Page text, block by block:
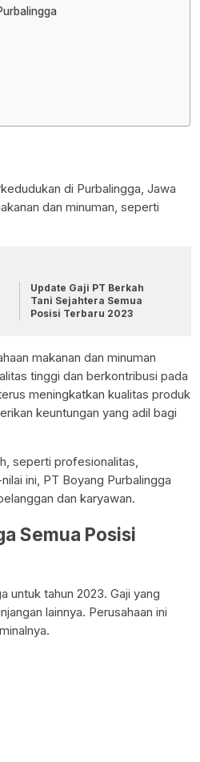
di Purbalingga, Jawa
dan minuman, seperti
Update Gaji PT Berkah
Tani Sejahtera Semua
Posisi Terbaru 2023
makanan dan minuman
tinggi dan berkontribusi pada
meningkatkan kualitas produk
keuntungan yang adil bagi
seperti profesionalitas,
ini, PT Boyang Purbalingga
dan karyawan.
Semua Posisi
untuk tahun 2023. Gaji yang
lainnya. Perusahaan ini